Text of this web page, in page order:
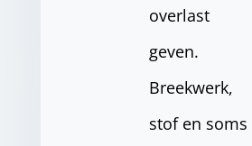
overlast
geven.
Breekwerk,
stof en soms